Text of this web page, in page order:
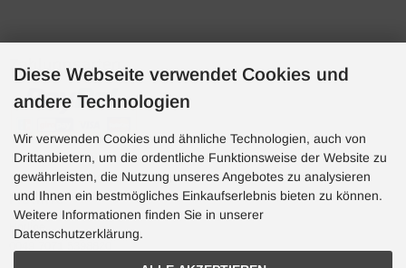
Zahlungsarten
Hotline
Hotline
Diese Webseite verwendet Cookies und
andere Technologien
Wir verwenden Cookies und ähnliche Technologien, auch von
Drittanbietern, um die ordentliche Funktionsweise der Website zu
gewährleisten, die Nutzung unseres Angebotes zu analysieren
und Ihnen ein bestmögliches Einkaufserlebnis bieten zu können.
Weitere Informationen finden Sie in unserer
Datenschutzerklärung.